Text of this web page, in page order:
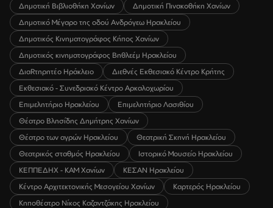
Δημοτική Βιβλιοθήκη Χανίων
Δημοτική Πινακοθήκη Χανίων
Δημοτικό Μέγαρο της οδού Ανδρόγεω Ηρακλείου
Δημοτικός Κινηματογράφος Κήπος Χανίων
Δημοτικός κινηματογράφος Βηθλεέμ Ηρακλείου
ΔιαRτηρητέο Ηράκλειο
Διεθνές Εκθεσιακό Κέντρο Κρήτης
Εκθεσιακό - Συνεδριακό Κέντρο Αρκαλοχωρίου
Επιμελητήριο Ηρακλείου
Επιμελητήριο Λασιθίου
Θέατρο Βλησίδης Δημήτρης Χανίων
Θέατρο των αγρών Ηρακλείου
Θεατρική Σκηνή Ηρακλείου
Θεατρικός σταθμός Ηρακλείου
Ιστορικό Μουσείο Ηρακλείου
ΚΕΠΠΕΔΗΧ - ΚΑΜ Χανίων
ΚΕΣΑΝ Ηρακλείου
Κέντρο Αρχιτεκτονικής Μεσογείου Χανίων
Καρτερός Ηρακλείου
Κηποθέατρο Νίκος Καζαντζάκης Ηρακλείου